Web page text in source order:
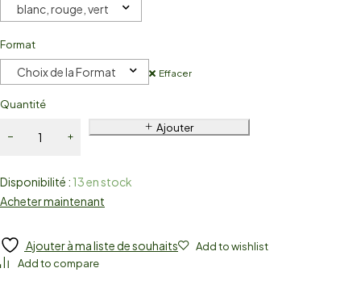
blanc, rouge, vert
Format
Choix de la Format Effacer
Quantité
Ajouter
Disponibilité : 13 en stock
Acheter maintenant
Ajouter à ma liste de souhaits
Add to wishlist
Add to compare